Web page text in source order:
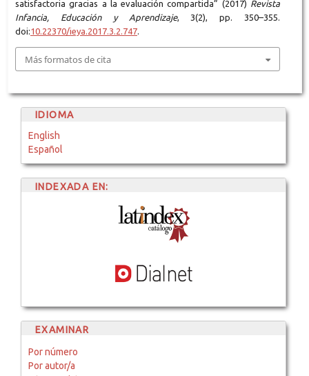
satisfactoria gracias a la evaluación compartida” (2017) Revista
Infancia, Educación y Aprendizaje, 3(2), pp. 350–355.
doi:10.22370/ieya.2017.3.2.747.
Más formatos de cita
IDIOMA
English
Español
INDEXADA EN:
EXAMINAR
Por número
Por autor/a